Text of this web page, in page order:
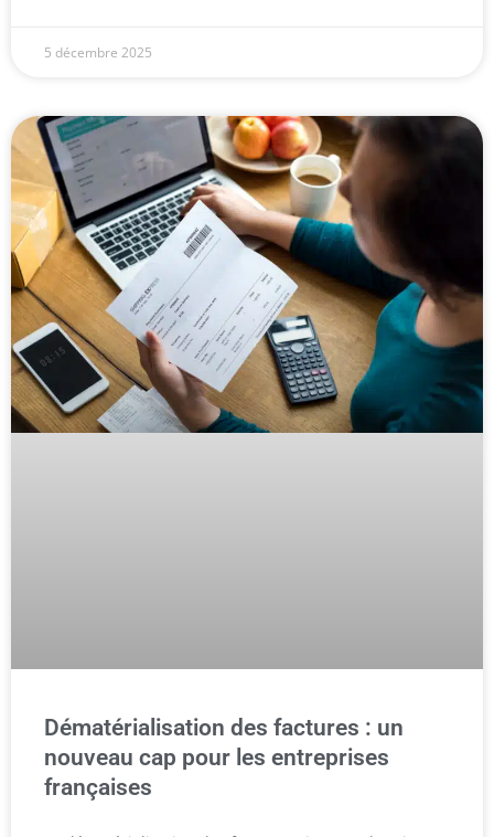
5 décembre 2025
Dématérialisation des factures : un
nouveau cap pour les entreprises
françaises